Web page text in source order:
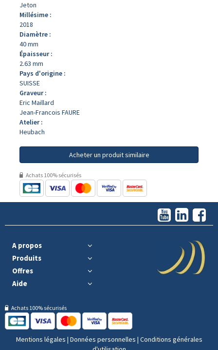
Jeton
Millésime :
2018
Diamètre :
40 mm
Épaisseur :
2.63 mm
Pays d'origine :
SUISSE
Graveur :
Eric Maillard
Jean-Francois FAURE
Atelier :
Heubach
Acheter un produit similaire
Achats 100% sécurisés
A propos
Produits
Offres
Aide
Achats 100% sécurisés
Mentions légales | Données personnelles | Conditions générales